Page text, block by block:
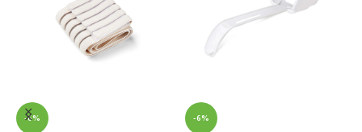
-6% -6%